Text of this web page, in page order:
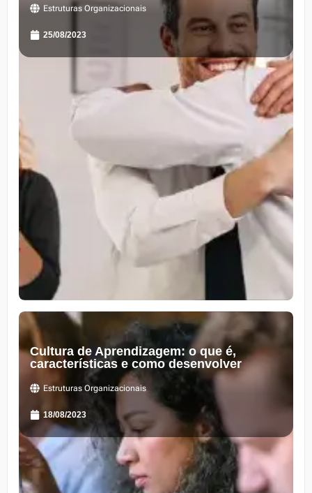
Estruturas Organizacionais
25/08/2023
Cultura de Aprendizagem: o que é,
características e como desenvolver
Estruturas Organizacionais
18/08/2023